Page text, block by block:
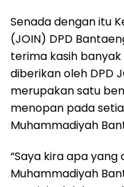
Senada dengan itu
(JOIN) DPD
terima kasih
diberikan oleh DPD
merupakan satu
menopan pada
Muhammadiyah
“Saya kira apa
Muhammadiyah